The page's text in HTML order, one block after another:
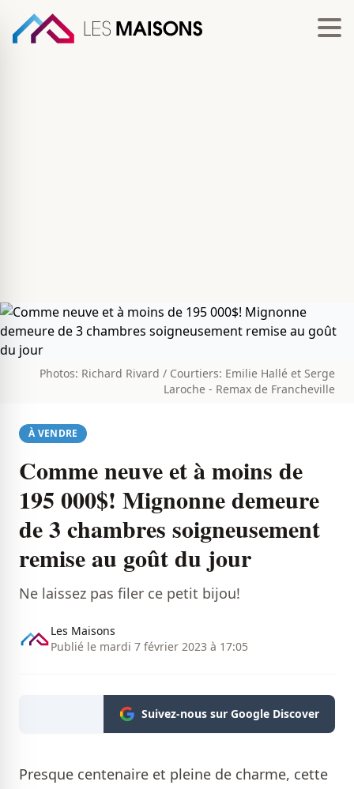
Photos: Richard Rivard / Courtiers: Emilie Hallé et Serge
Laroche - Remax de Francheville
À VENDRE
Comme neuve et à moins de
195 000$! Mignonne demeure
de 3 chambres soigneusement
remise au goût du jour
Ne laissez pas filer ce petit bijou!
Les Maisons
Publié le mardi 7 février 2023 à 17:05
Suivez-nous sur Google Discover
Presque centenaire et pleine de charme, cette